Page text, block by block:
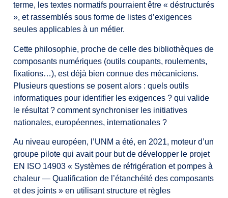
terme, les textes normatifs pourraient être « déstructurés
», et rassemblés sous forme de listes d’exigences
seules applicables à un métier.
Cette philosophie, proche de celle des bibliothèques de
composants numériques (outils coupants, roulements,
fixations…), est déjà bien connue des mécaniciens.
Plusieurs questions se posent alors : quels outils
informatiques pour identifier les exigences ? qui valide
le résultat ? comment synchroniser les initiatives
nationales, européennes, internationales ?
Au niveau européen, l’UNM a été, en 2021, moteur d’un
groupe pilote qui avait pour but de développer le projet
EN ISO 14903 « Systèmes de réfrigération et pompes à
chaleur — Qualification de l’étanchéité des composants
et des joints » en utilisant structure et règles